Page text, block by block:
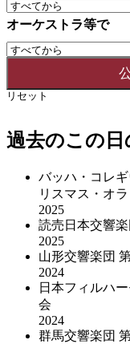
オーケストラ等で
リセット
過去のこの日
バッハ・コレ
リスマス・オ
2025
読売日本交響
2025
山形交響楽団
2024
日本フィルハ
会
2024
群馬交響楽団